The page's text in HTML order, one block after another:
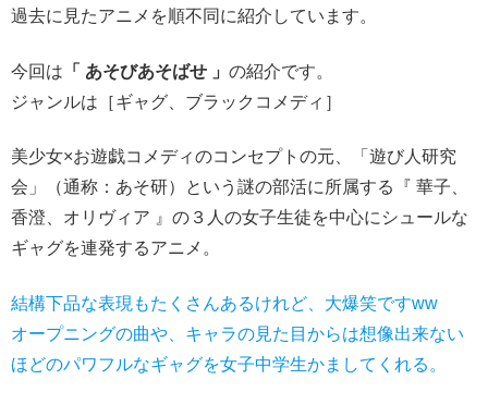
過去に見たアニメを順不同に紹介しています。
今回は 「 あそびあそばせ 」 の紹介です。
ジャンルは［ギャグ、ブラックコメディ］
美少女×お遊戯コメディのコンセプトの元、「遊び人研究
会」（通称：あそ研）という謎の部活に所属する『 華子、
香澄、オリヴィア 』の３人の女子生徒を中心にシュールな
ギャグを連発するアニメ。
結構下品な表現もたくさんあるけれど、大爆笑ですww
オープニングの曲や、キャラの見た目からは想像出来ない
ほどのパワフルなギャグを女子中学生かましてくれる。